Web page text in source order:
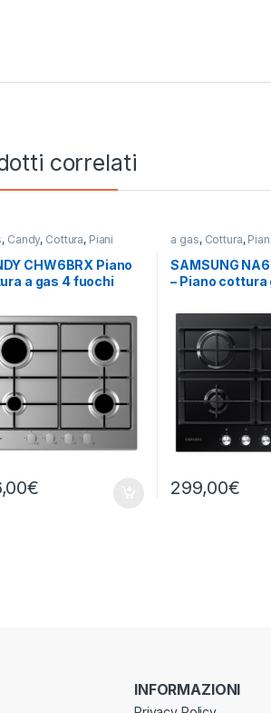
correlati
, Candy, Cottura, Piani
CHW6BRX Piano
a gas 4 fuochi
€
a gas, Cottura,
SAMSUNG
SAMSUNG
– Piano cottura
299,00€
INFORMAZIONI